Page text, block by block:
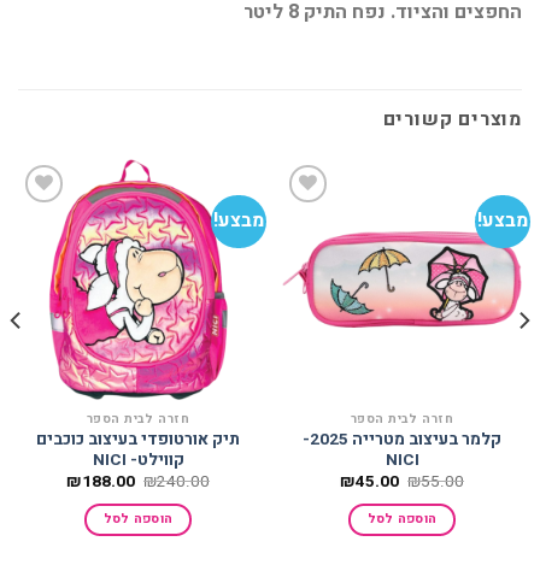
החפצים והציוד. נפח התיק 8 ליטר
מוצרים קשורים
מבצע!
הוסף
למועדפים
חזרה לבית הספר
קלמר בעיצוב מטרייה 2025-
NICI
₪55.00 המחיר
היה:
₪55.00.
₪45.00 המחיר
הוא:
₪45.00. הוספה לסל
מבצע!
הוסף
למועדפים
חזרה לבית הספר
תיק אורטופדי בעיצוב כוכבים
קווילט- NICI
₪240.00 המחיר
היה:
₪240.00.
₪188.00 המחיר
הוספה לסל